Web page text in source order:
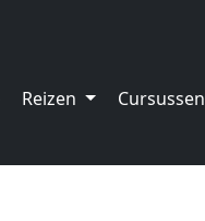
Reizen Cursussen